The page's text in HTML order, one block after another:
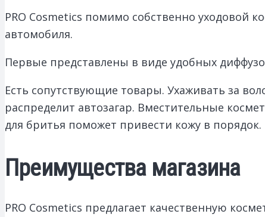
PRO Cosmetics помимо собственно уходовой
автомобиля.
Первые представлены в виде удобных
Есть сопутствующие товары. Ухаживать за
распределит автозагар. Вместительные
для бритья поможет привести кожу в порядок.
Преимущества магазина
PRO Cosmetics предлагает качественную